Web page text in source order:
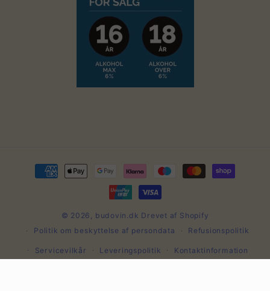
Betalingsmetoder
© 2026, budovin.dk Drevet af Shopify
Politik om beskyttelse af persondata
Refusionspolitik
Servicevilkår Leveringspolitik Kontaktinformation